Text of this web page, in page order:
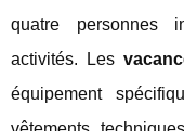
quatre personnes
activités. Les
équipement